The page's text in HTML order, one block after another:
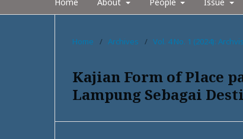
Home / Archives / Vol. 4 No. 1 (2024):
Kajian Form of Place
Lampung Sebagai